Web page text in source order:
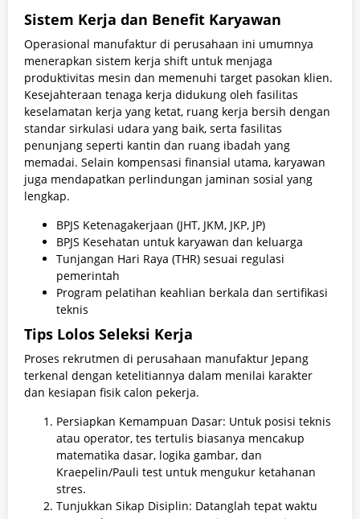
Sistem Kerja dan Benefit Karyawan
Operasional manufaktur di perusahaan ini umumnya
menerapkan sistem kerja shift untuk menjaga
produktivitas mesin dan memenuhi target pasokan klien.
Kesejahteraan tenaga kerja didukung oleh fasilitas
keselamatan kerja yang ketat, ruang kerja bersih dengan
standar sirkulasi udara yang baik, serta fasilitas
penunjang seperti kantin dan ruang ibadah yang
memadai. Selain kompensasi finansial utama, karyawan
juga mendapatkan perlindungan jaminan sosial yang
lengkap.
BPJS Ketenagakerjaan (JHT, JKM, JKP, JP)
BPJS Kesehatan untuk karyawan dan keluarga
Tunjangan Hari Raya (THR) sesuai regulasi
pemerintah
Program pelatihan keahlian berkala dan sertifikasi
teknis
Tips Lolos Seleksi Kerja
Proses rekrutmen di perusahaan manufaktur Jepang
terkenal dengan ketelitiannya dalam menilai karakter
dan kesiapan fisik calon pekerja.
Persiapkan Kemampuan Dasar: Untuk posisi teknis
atau operator, tes tertulis biasanya mencakup
matematika dasar, logika gambar, dan
Kraepelin/Pauli test untuk mengukur ketahanan
stres.
Tunjukkan Sikap Disiplin: Datanglah tepat waktu